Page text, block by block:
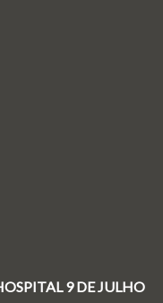
9 DE JULHO